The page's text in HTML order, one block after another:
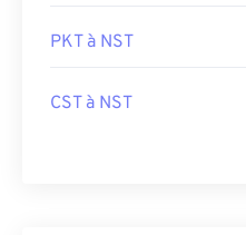
PKT à NST
CST à NST